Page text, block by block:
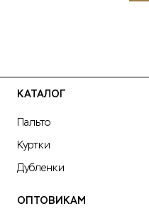
КАТАЛОГ
Пальто
Куртки
Дубленки
ОПТОВИКАМ